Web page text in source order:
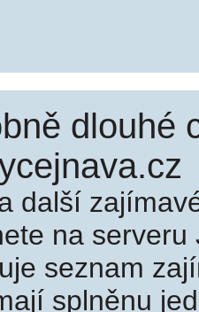
dlouhé
další
na serveru
seznam
splněnu